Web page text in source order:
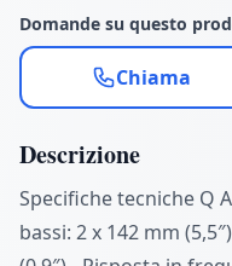
Domande su questo
Chiama
Descrizione
Specifiche tecniche Q
bassi: 2 x 142 mm